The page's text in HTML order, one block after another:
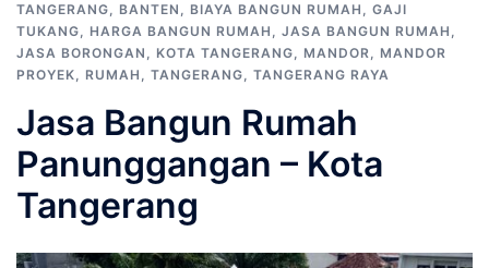
TANGERANG, BANTEN , BIAYA BANGUN RUMAH , GAJI
TUKANG, HARGA BANGUN RUMAH , JASA BANGUN RUMAH ,
JASA BORONGAN , KOTA TANGERANG, MANDOR, MANDOR
PROYEK, RUMAH , TANGERANG, TANGERANG RAYA
Jasa Bangun Rumah
Panunggangan – Kota
Tangerang